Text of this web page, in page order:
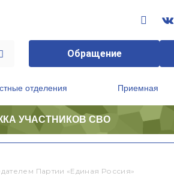
Обращение
отделения Приемная
УЧАСТНИКОВ СВО
Партии «Единая Россия»